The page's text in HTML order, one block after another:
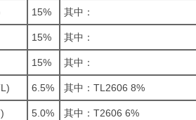
15% 其中：
15% 其中：
15% 其中：
6.5% 其中：TL2606 8%
5.0% 其中：T2606 6%